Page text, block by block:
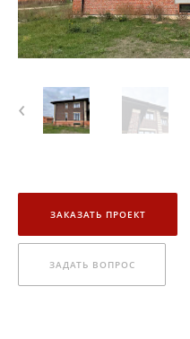
‹
ЗАКАЗАТЬ ПРОЕКТ
ЗАДАТЬ ВОПРОС